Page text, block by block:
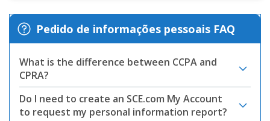
Pedido de informações pessoais FAQ
What is the difference between CCPA and
CPRA?
Do I need to create an SCE.com My Account
to request my personal information report?